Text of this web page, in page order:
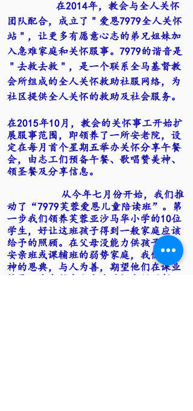
在2014年，教会与全人关怀
团队配合，成立了＂爱恩7979全人关怀
站＂，让更多有愿意心志的弟兄姐妹加
入急难家庭和关怀服事。7979的谐音是
＂去救去救＂，是一个联系全马基督教
会所组成的全人关怀救助社服网络，为
社区提供全人关怀的救助及社会服务。
在2015年10月，教会的关怀事工开始扩
展服事范围，即领养了一所安老院，设
定在每月首个星期五举办关怀分享午餐
会，由志工们预备午餐、歌唱赞美神、
领圣餐及分享信息。
从今年七月份开始，我们推
动了“7979芙蓉爱恩儿童陪读班”。第
一步我们领养芙蓉亚沙马华小学的10位
学生，好让这班孩子得到一般家庭应该
给予的照顾。在父母没能力供孩子参加
安亲班或课辅班的弱势家庭，我们尽靠
神的恩典，与人为善，期望他们在课业